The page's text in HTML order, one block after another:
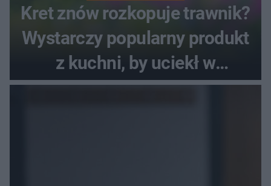
Kret znów rozkopuje trawnik?
Wystarczy popularny produkt
z kuchni, by uciekł w
popłochu